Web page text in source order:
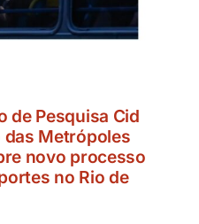
de Pesquisa Cid
Metrópoles
novo processo
no Rio de